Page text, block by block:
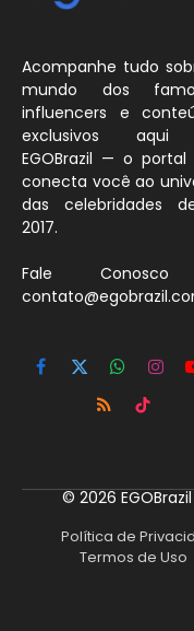
Acompanhe tudo
mundo dos
influencers e
exclusivos aqui
EGOBrazil — o portal
conecta você ao
das celebridades
2017.
Fale
Facebook
X
(Twitter)
WhatsApp
RSS
TikTok
© 2026
Política de
Termos de Uso